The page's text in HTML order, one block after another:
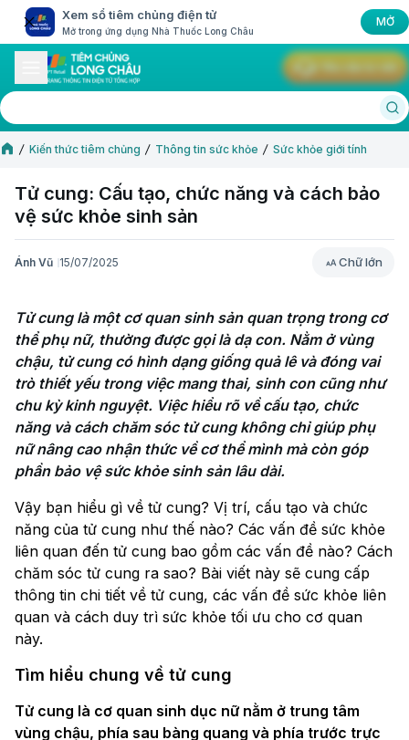
Xem sổ tiêm chủng điện tử
Mở trong ứng dụng Nhà Thuốc Long Châu
MỞ
Kiến thức tiêm chủng Thông tin sức khỏe Sức khỏe giới tính
Tử cung: Cấu tạo, chức năng và cách bảo
vệ sức khỏe sinh sản
Ánh Vũ 15/07/2025 Chữ lớn
Chữ lớn
Tử cung là một cơ quan sinh sản quan trọng trong cơ
thể phụ nữ, thường được gọi là dạ con. Nằm ở vùng
chậu, tử cung có hình dạng giống quả lê và đóng vai
trò thiết yếu trong việc mang thai, sinh con cũng như
chu kỳ kinh nguyệt. Việc hiểu rõ về cấu tạo, chức
năng và cách chăm sóc tử cung không chỉ giúp phụ
nữ nâng cao nhận thức về cơ thể mình mà còn góp
phần bảo vệ sức khỏe sinh sản lâu dài.
Vậy bạn hiểu gì về tử cung? Vị trí, cấu tạo và chức
năng của tử cung như thế nào? Các vấn đề sức khỏe
liên quan đến tử cung bao gồm các vấn đề nào? Cách
chăm sóc tử cung ra sao? Bài viết này sẽ cung cấp
thông tin chi tiết về tử cung, các vấn đề sức khỏe liên
quan và cách duy trì sức khỏe tối ưu cho cơ quan
này.
Tìm hiểu chung về tử cung
Tử cung là cơ quan sinh dục nữ nằm ở trung tâm
vùng chậu, phía sau bàng quang và phía trước trực